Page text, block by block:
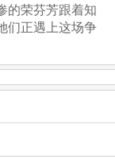
的荣芬芳跟着知
们正遇上这场争
也因她的事情而
荣芬芳不喜欢这
大，江建军想
回上海是想求她
，她们在兔场镇
留下来，江建英